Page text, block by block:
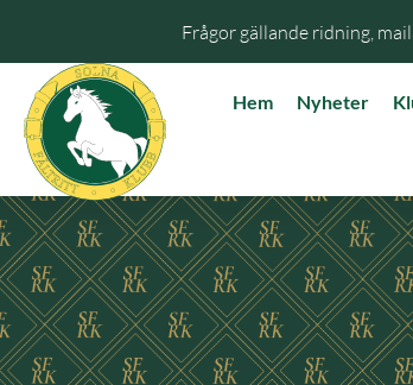
Frågor gällande ridning,
Hem Nyheter